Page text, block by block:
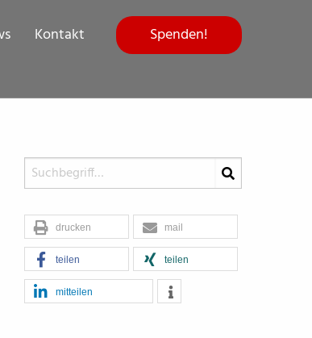
Spenden!
Kontakt
drucken mail
teilen teilen
mitteilen